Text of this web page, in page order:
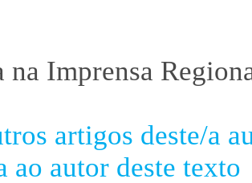
na Imprensa
artigos deste/a
ao autor deste texto